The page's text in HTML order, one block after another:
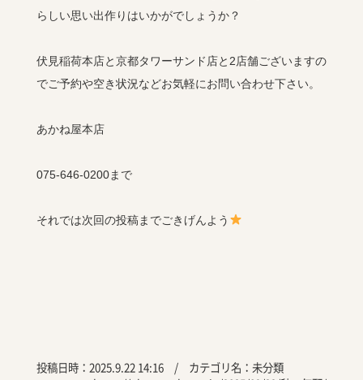
らしい思い出作りはいかがでしょうか？
伏見稲荷本店と京都タワーサンド店と2店舗ございますの
でご予約や空き状況などお気軽にお問い合わせ下さい。
あかね屋本店
075-646-0200まで
それでは次回の投稿までごきげんよう
投稿日時：2025.9.22 14:16 / カテゴリ名： 未分類